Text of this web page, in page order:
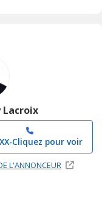
Lacroix
Cliquez pour voir
L'ANNONCEUR